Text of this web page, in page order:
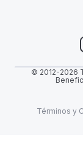
© 2012-2026
Términos y